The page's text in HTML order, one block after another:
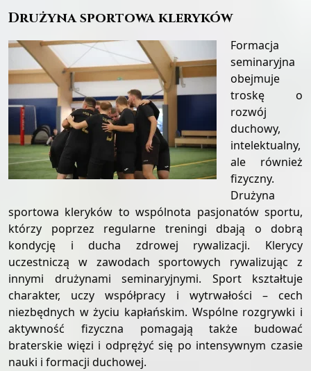
Drużyna sportowa kleryków
Formacja
seminaryjna
obejmuje
troskę o
rozwój
duchowy,
intelektualny,
ale również
fizyczny.
Drużyna
sportowa kleryków to wspólnota pasjonatów sportu,
którzy poprzez regularne treningi dbają o dobrą
kondycję i ducha zdrowej rywalizacji. Klerycy
uczestniczą w zawodach sportowych rywalizując z
innymi drużynami seminaryjnymi. Sport kształtuje
charakter, uczy współpracy i wytrwałości – cech
niezbędnych w życiu kapłańskim. Wspólne rozgrywki i
aktywność fizyczna pomagają także budować
braterskie więzi i odprężyć się po intensywnym czasie
nauki i formacji duchowej.